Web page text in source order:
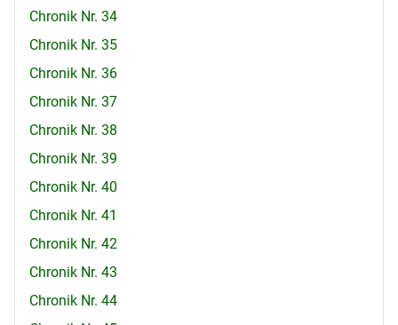
Chronik Nr. 34
Chronik Nr. 35
Chronik Nr. 36
Chronik Nr. 37
Chronik Nr. 38
Chronik Nr. 39
Chronik Nr. 40
Chronik Nr. 41
Chronik Nr. 42
Chronik Nr. 43
Chronik Nr. 44